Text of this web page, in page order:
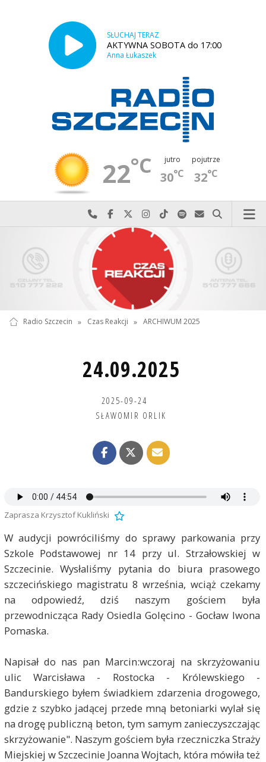
SŁUCHAJ TERAZ
AKTYWNA SOBOTA do 17:00
Anna Łukaszek
22°C jutro
30°C
pojutrze
32°C
Najlepiej po prostu do nas zadzwoń
Odwiedź nas na Facebook-u
Odwiedź nas na X
Odwiedź nas na Instagram-ie
Odwiedź nas na TikTok-u
Szukaj nas na Spotify
Wyślij do nas
Szukaj
Radio Szczecin » Czas Reakcji » ARCHIWUM 2025
24.09.2025
2025-09-24
SŁAWOMIR ORLIK
Zaprasza Krzysztof Kukliński
W audycji powróciliśmy do sprawy parkowania przy
Szkole Podstawowej nr 14 przy ul. Strzałowskiej w
Szczecinie. Wysłaliśmy pytania do biura prasowego
szczecińskiego magistratu 8 września, wciąż czekamy
na odpowiedź, dziś naszym gościem była
przewodnicząca Rady Osiedla Golęcino - Gocław Iwona
Pomaska.
Napisał do nas pan Marcin:wczoraj na skrzyżowaniu
ulic Warcisława - Rostocka - Królewskiego -
Bandurskiego byłem świadkiem zdarzenia drogowego,
gdzie z szybko jadącej przede mną betoniarki wylał się
na drogę publiczną beton, tym samym zanieczyszczając
skrzyżowanie". Naszym gościem była rzeczniczka Straży
Miejskiej w Szczecinie Joanna Wojtach, która mówiła też